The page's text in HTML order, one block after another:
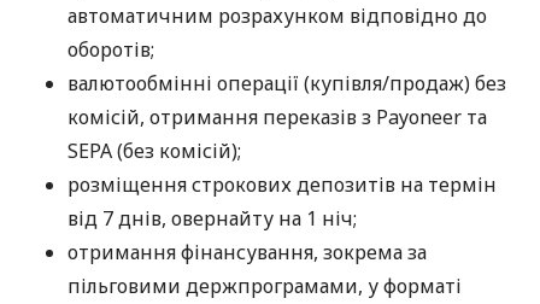
автоматичним розрахунком відповідно до
оборотів;
валютообмінні операції (купівля/продаж) без
комісій, отримання переказів з Payoneer та
SEPA (без комісій);
розміщення строкових депозитів на термін
від 7 днів, овернайту на 1 ніч;
отримання фінансування, зокрема за
пільговими держпрограмами, у форматі